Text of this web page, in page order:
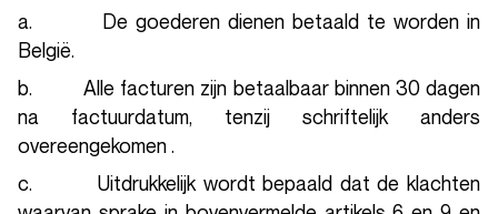
a. De goederen dienen betaald te worden in
België.
b. Alle facturen zijn betaalbaar binnen 30 dagen
na factuurdatum, tenzij schriftelijk anders
overeengekomen .
c. Uitdrukkelijk wordt bepaald dat de klachten